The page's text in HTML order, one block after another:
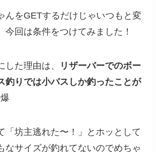
んをGETするだけじゃいつもと変
今回は条件をつけてみました！
した理由は、
リザーバーでのボー
釣りでは小バスしか釣ったことが
爆
「坊主逃れた〜！」とホッとして
なサイズが釣れてないのでめちゃ